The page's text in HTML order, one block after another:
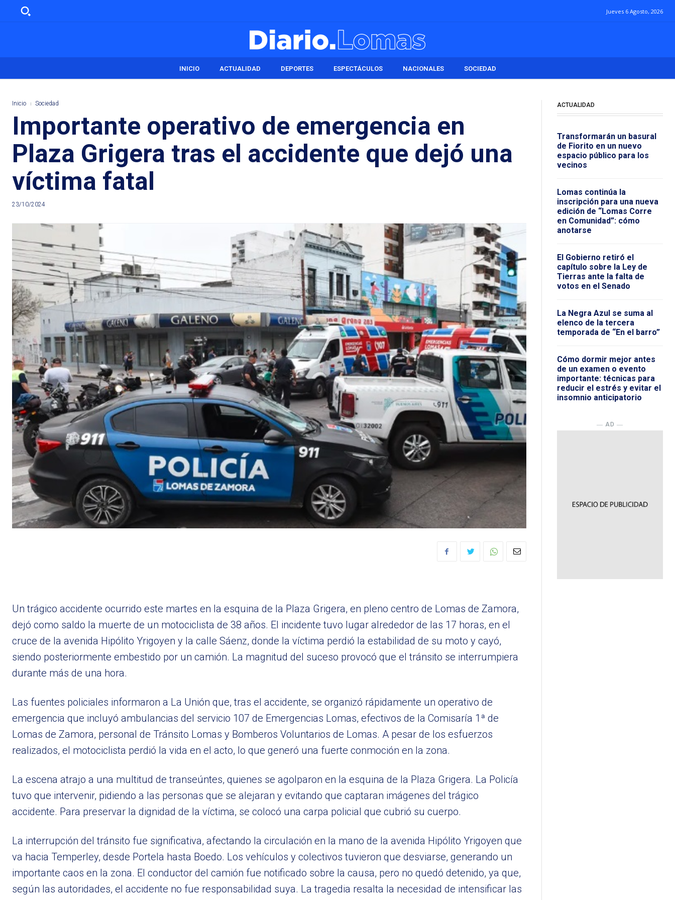
Jueves 6 Agosto, 2026
INICIO ACTUALIDAD DEPORTES ESPECTÁCULOS NACIONALES SOCIEDAD
Inicio Sociedad
Importante operativo de emergencia en
Plaza Grigera tras el accidente que dejó una
víctima fatal
23/10/2024
Un trágico accidente ocurrido este martes en la esquina de la Plaza Grigera, en pleno centro de Lomas de Zamora,
dejó como saldo la muerte de un motociclista de 38 años. El incidente tuvo lugar alrededor de las 17 horas, en el
cruce de la avenida Hipólito Yrigoyen y la calle Sáenz, donde la víctima perdió la estabilidad de su moto y cayó,
siendo posteriormente embestido por un camión. La magnitud del suceso provocó que el tránsito se interrumpiera
durante más de una hora.
Las fuentes policiales informaron a La Unión que, tras el accidente, se organizó rápidamente un operativo de
emergencia que incluyó ambulancias del servicio 107 de Emergencias Lomas, efectivos de la Comisaría 1ª de
Lomas de Zamora, personal de Tránsito Lomas y Bomberos Voluntarios de Lomas. A pesar de los esfuerzos
realizados, el motociclista perdió la vida en el acto, lo que generó una fuerte conmoción en la zona.
La escena atrajo a una multitud de transeúntes, quienes se agolparon en la esquina de la Plaza Grigera. La Policía
tuvo que intervenir, pidiendo a las personas que se alejaran y evitando que captaran imágenes del trágico
accidente. Para preservar la dignidad de la víctima, se colocó una carpa policial que cubrió su cuerpo.
La interrupción del tránsito fue significativa, afectando la circulación en la mano de la avenida Hipólito Yrigoyen que
va hacia Temperley, desde Portela hasta Boedo. Los vehículos y colectivos tuvieron que desviarse, generando un
importante caos en la zona. El conductor del camión fue notificado sobre la causa, pero no quedó detenido, ya que,
según las autoridades, el accidente no fue responsabilidad suya. La tragedia resalta la necesidad de intensificar las
ACTUALIDAD
Transformarán un basural
de Fiorito en un nuevo
espacio público para los
vecinos
Lomas continúa la
inscripción para una nueva
edición de “Lomas Corre
en Comunidad”: cómo
anotarse
El Gobierno retiró el
capítulo sobre la Ley de
Tierras ante la falta de
votos en el Senado
La Negra Azul se suma al
elenco de la tercera
temporada de “En el barro”
Cómo dormir mejor antes
de un examen o evento
importante: técnicas para
reducir el estrés y evitar el
insomnio anticipatorio
― AD ―